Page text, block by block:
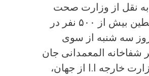
نقل از وزارت صحت
عامه فلسطین بیش از ۵۰۰ نفر در
سه شنبه از سوی
شفاخانه المعمدانی جان
خارجه ا.ا از جهان،